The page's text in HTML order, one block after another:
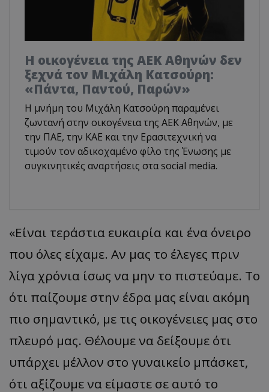
Η οικογένεια της ΑΕΚ Αθηνών δεν
ξεχνά τον Μιχάλη Κατσούρη:
«Πάντα, Παντού, Παρών»
Η μνήμη του Μιχάλη Κατσούρη παραμένει
ζωντανή στην οικογένεια της ΑΕΚ Αθηνών, με
την ΠΑΕ, την ΚΑΕ και την Ερασιτεχνική να
τιμούν τον αδικοχαμένο φίλο της Ένωσης με
συγκινητικές αναρτήσεις στα social media.
«Είναι τεράστια ευκαιρία και ένα όνειρο
που όλες είχαμε. Αν μας το έλεγες πριν
λίγα χρόνια ίσως να μην το πιστεύαμε. Το
ότι παίζουμε στην έδρα μας είναι ακόμη
πιο σημαντικό, με τις οικογένειες μας στο
πλευρό μας. Θέλουμε να δείξουμε ότι
υπάρχει μέλλον στο γυναικείο μπάσκετ,
ότι αξίζουμε να είμαστε σε αυτό το